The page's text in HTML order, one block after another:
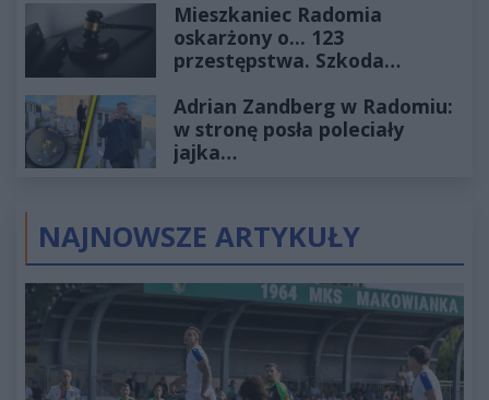
Mieszkaniec Radomia
oskarżony o... 123
przestępstwa. Szkoda
złotych
Adrian Zandberg w Radomiu:
w stronę posła poleciały
jajka…
NAJNOWSZE ARTYKUŁY